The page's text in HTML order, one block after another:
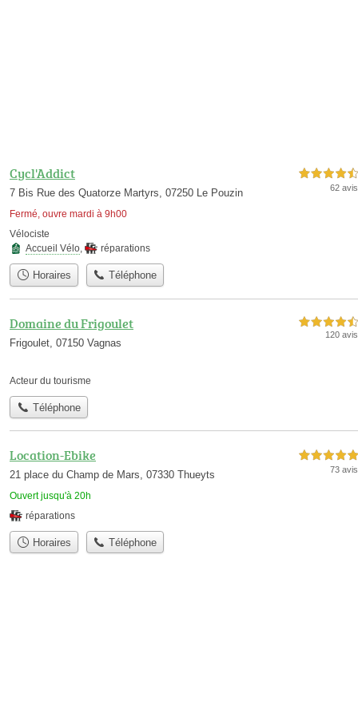
Cycl'Addict
7 Bis Rue des Quatorze Martyrs, 07250 Le Pouzin
Fermé, ouvre mardi à 9h00
4,5 étoiles sur 5
62 avis
Vélociste
Accueil Vélo, réparations
Horaires Téléphone
Domaine du Frigoulet
Frigoulet, 07150 Vagnas
4,5 étoiles sur 5
120 avis
Acteur du tourisme
Téléphone
Location-Ebike
21 place du Champ de Mars, 07330 Thueyts
Ouvert jusqu'à 20h
5,0 étoiles sur 5
73 avis
réparations
Horaires Téléphone